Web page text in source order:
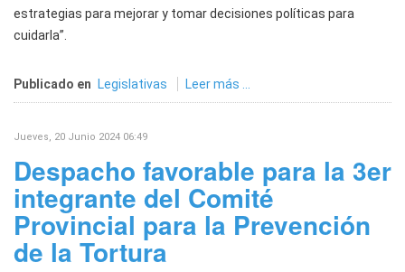
estrategias para mejorar y tomar decisiones políticas para
cuidarla”.
Publicado en Legislativas Leer más ...
Jueves, 20 Junio 2024 06:49
Despacho favorable para la 3er
integrante del Comité
Provincial para la Prevención
de la Tortura